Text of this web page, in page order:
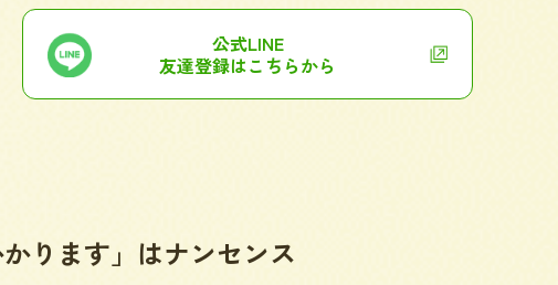
公式LINE
友達登録はこちらから
かります」はナンセンス